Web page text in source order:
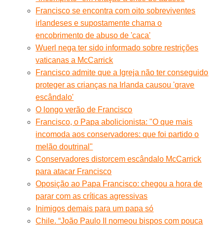
Francisco se encontra com oito sobreviventes
irlandeses e supostamente chama o
encobrimento de abuso de 'caca'
Wuerl nega ter sido informado sobre restrições
vaticanas a McCarrick
Francisco admite que a Igreja não ter conseguido
proteger as crianças na Irlanda causou 'grave
escândalo'
O longo verão de Francisco
Francisco, o Papa abolicionista: "O que mais
incomoda aos conservadores: que foi partido o
melão doutrinal"
Conservadores distorcem escândalo McCarrick
para atacar Francisco
Oposição ao Papa Francisco: chegou a hora de
parar com as críticas agressivas
Inimigos demais para um papa só
Chile. “João Paulo II nomeou bispos com pouca